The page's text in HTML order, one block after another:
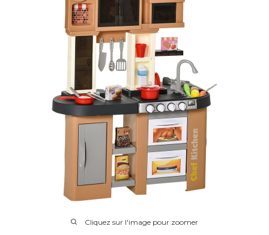
Cliquez sur l'image pour zoomer